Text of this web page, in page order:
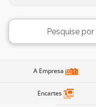
A Empresa
Encartes